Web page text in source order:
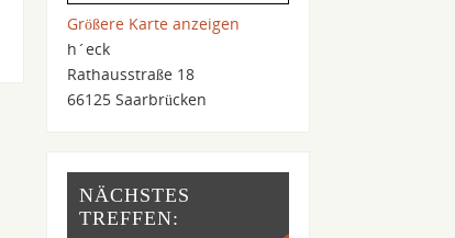
Größere Karte anzeigen
h´eck
Rathausstraße 18
66125 Saarbrücken
NÄCHSTES
TREFFEN: